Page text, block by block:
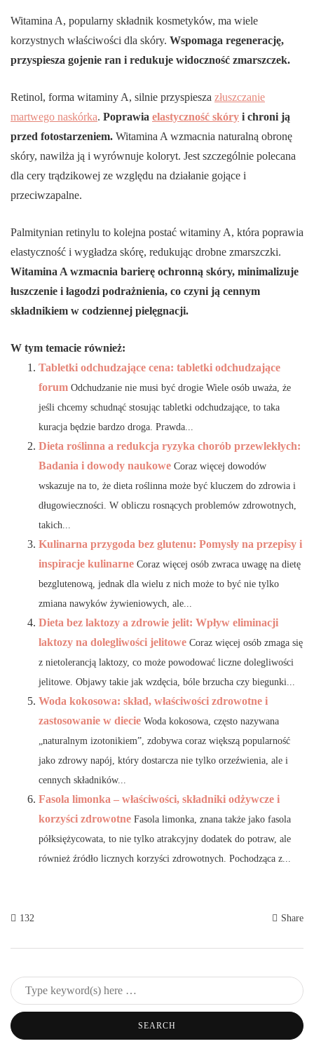
Witamina A, popularny składnik kosmetyków, ma wiele
korzystnych właściwości dla skóry. Wspomaga regenerację,
przyspiesza gojenie ran i redukuje widoczność zmarszczek.
Retinol, forma witaminy A, silnie przyspiesza złuszczanie
martwego naskórka. Poprawia elastyczność skóry i chroni ją
przed fotostarzeniem. Witamina A wzmacnia naturalną obronę
skóry, nawilża ją i wyrównuje koloryt. Jest szczególnie polecana
dla cery trądzikowej ze względu na działanie gojące i
przeciwzapalne.
Palmitynian retinylu to kolejna postać witaminy A, która poprawia
elastyczność i wygładza skórę, redukując drobne zmarszczki.
Witamina A wzmacnia barierę ochronną skóry, minimalizuje
łuszczenie i łagodzi podrażnienia, co czyni ją cennym
składnikiem w codziennej pielęgnacji.
W tym temacie również:
Tabletki odchudzające cena: tabletki odchudzające
forum Odchudzanie nie musi być drogie Wiele osób uważa, że
jeśli chcemy schudnąć stosując tabletki odchudzające, to taka
kuracja będzie bardzo droga. Prawda...
Dieta roślinna a redukcja ryzyka chorób przewlekłych:
Badania i dowody naukowe Coraz więcej dowodów
wskazuje na to, że dieta roślinna może być kluczem do zdrowia i
długowieczności. W obliczu rosnących problemów zdrowotnych,
takich...
Kulinarna przygoda bez glutenu: Pomysły na przepisy i
inspiracje kulinarne Coraz więcej osób zwraca uwagę na dietę
bezglutenową, jednak dla wielu z nich może to być nie tylko
zmiana nawyków żywieniowych, ale...
Dieta bez laktozy a zdrowie jelit: Wpływ eliminacji
laktozy na dolegliwości jelitowe Coraz więcej osób zmaga się
z nietolerancją laktozy, co może powodować liczne dolegliwości
jelitowe. Objawy takie jak wzdęcia, bóle brzucha czy biegunki...
Woda kokosowa: skład, właściwości zdrowotne i
zastosowanie w diecie Woda kokosowa, często nazywana
„naturalnym izotonikiem”, zdobywa coraz większą popularność
jako zdrowy napój, który dostarcza nie tylko orzeźwienia, ale i
cennych składników...
Fasola limonka – właściwości, składniki odżywcze i
korzyści zdrowotne Fasola limonka, znana także jako fasola
półksiężycowata, to nie tylko atrakcyjny dodatek do potraw, ale
również źródło licznych korzyści zdrowotnych. Pochodząca z...
132 Share